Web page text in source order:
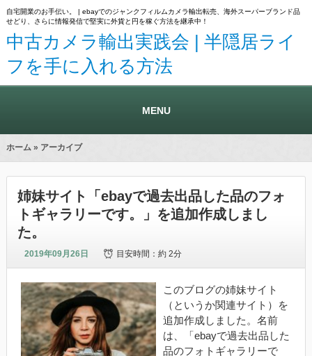
自宅開業のお手伝い。 | ebayでのジャンクフィルムカメラ輸出転売、海外スーパーブランド品
せどり、さらに情報発信で堅実に外貨と円を稼ぐ方法を継承中！
中古カメラ輸出実践会 | 半隠居ライ
フを手に入れる方法
MENU
ホーム» アーカイブ
姉妹サイト「ebayで過去出品した品のフォ
トギャラリーです。」を追加作成しまし
た。
2019年09月26日 目安時間：約 2分
このブログの姉妹サイト
（というか関連サイト）を
追加作成しました。名前
は、「ebayで過去出品した
品のフォトギャラリーで